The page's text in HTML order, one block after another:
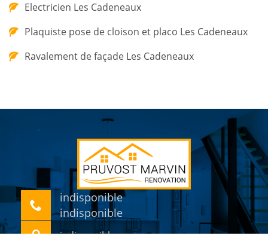
Electricien Les Cadeneaux
Plaquiste pose de cloison et placo Les Cadeneaux
Ravalement de façade Les Cadeneaux
indisponible
indisponible
indisponible